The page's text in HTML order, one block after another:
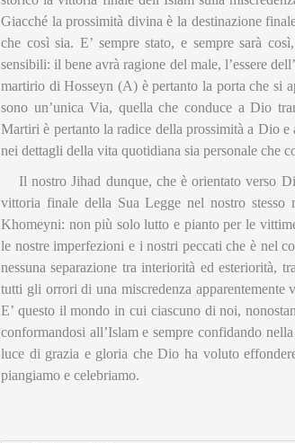
Giacché la prossimità divina è la destinazione
che così sia. E’ sempre stato, e sempre sarà
sensibili: il bene avrà ragione del male, l’essere
martirio di Hosseyn (A) è pertanto la porta che si
sono un’unica Via, quella che conduce a Dio
Martiri è pertanto la radice della prossimità a Dio
nei dettagli della vita quotidiana sia personale che
Il nostro Jihad dunque, che è orientato verso
vittoria finale della Sua Legge nel nostro stesso
Khomeyni: non più solo lutto e pianto per le
le nostre imperfezioni e i nostri peccati che è nel
nessuna separazione tra interiorità ed esteriorità,
tutti gli orrori di una miscredenza
E’ questo il mondo in cui ciascuno di noi,
conformandosi all’Islam e sempre confidando
luce di grazia e gloria che Dio ha voluto
piangiamo e celebriamo.